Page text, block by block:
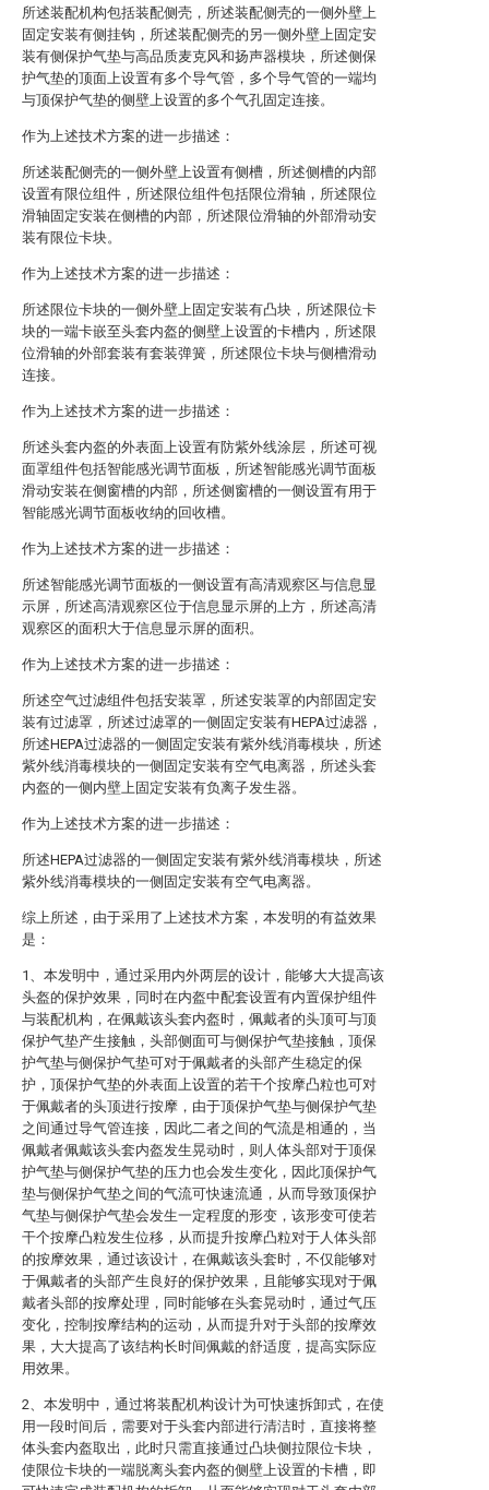
所述装配机构包括装配侧壳，所述装配侧壳的一侧外壁上
固定安装有侧挂钩，所述装配侧壳的另一侧外壁上固定安
装有侧保护气垫与高品质麦克风和扬声器模块，所述侧保
护气垫的顶面上设置有多个导气管，多个导气管的一端均
与顶保护气垫的侧壁上设置的多个气孔固定连接。
作为上述技术方案的进一步描述：
所述装配侧壳的一侧外壁上设置有侧槽，所述侧槽的内部
设置有限位组件，所述限位组件包括限位滑轴，所述限位
滑轴固定安装在侧槽的内部，所述限位滑轴的外部滑动安
装有限位卡块。
作为上述技术方案的进一步描述：
所述限位卡块的一侧外壁上固定安装有凸块，所述限位卡
块的一端卡嵌至头套内盔的侧壁上设置的卡槽内，所述限
位滑轴的外部套装有套装弹簧，所述限位卡块与侧槽滑动
连接。
作为上述技术方案的进一步描述：
所述头套内盔的外表面上设置有防紫外线涂层，所述可视
面罩组件包括智能感光调节面板，所述智能感光调节面板
滑动安装在侧窗槽的内部，所述侧窗槽的一侧设置有用于
智能感光调节面板收纳的回收槽。
作为上述技术方案的进一步描述：
所述智能感光调节面板的一侧设置有高清观察区与信息显
示屏，所述高清观察区位于信息显示屏的上方，所述高清
观察区的面积大于信息显示屏的面积。
作为上述技术方案的进一步描述：
所述空气过滤组件包括安装罩，所述安装罩的内部固定安
装有过滤罩，所述过滤罩的一侧固定安装有HEPA过滤器，
所述HEPA过滤器的一侧固定安装有紫外线消毒模块，所述
紫外线消毒模块的一侧固定安装有空气电离器，所述头套
内盔的一侧内壁上固定安装有负离子发生器。
作为上述技术方案的进一步描述：
所述HEPA过滤器的一侧固定安装有紫外线消毒模块，所述
紫外线消毒模块的一侧固定安装有空气电离器。
综上所述，由于采用了上述技术方案，本发明的有益效果
是：
1、本发明中，通过采用内外两层的设计，能够大大提高该
头盔的保护效果，同时在内盔中配套设置有内置保护组件
与装配机构，在佩戴该头套内盔时，佩戴者的头顶可与顶
保护气垫产生接触，头部侧面可与侧保护气垫接触，顶保
护气垫与侧保护气垫可对于佩戴者的头部产生稳定的保
护，顶保护气垫的外表面上设置的若干个按摩凸粒也可对
于佩戴者的头顶进行按摩，由于顶保护气垫与侧保护气垫
之间通过导气管连接，因此二者之间的气流是相通的，当
佩戴者佩戴该头套内盔发生晃动时，则人体头部对于顶保
护气垫与侧保护气垫的压力也会发生变化，因此顶保护气
垫与侧保护气垫之间的气流可快速流通，从而导致顶保护
气垫与侧保护气垫会发生一定程度的形变，该形变可使若
干个按摩凸粒发生位移，从而提升按摩凸粒对于人体头部
的按摩效果，通过该设计，在佩戴该头套时，不仅能够对
于佩戴者的头部产生良好的保护效果，且能够实现对于佩
戴者头部的按摩处理，同时能够在头套晃动时，通过气压
变化，控制按摩结构的运动，从而提升对于头部的按摩效
果，大大提高了该结构长时间佩戴的舒适度，提高实际应
用效果。
2、本发明中，通过将装配机构设计为可快速拆卸式，在使
用一段时间后，需要对于头套内部进行清洁时，直接将整
体头套内盔取出，此时只需直接通过凸块侧拉限位卡块，
使限位卡块的一端脱离头套内盔的侧壁上设置的卡槽，即